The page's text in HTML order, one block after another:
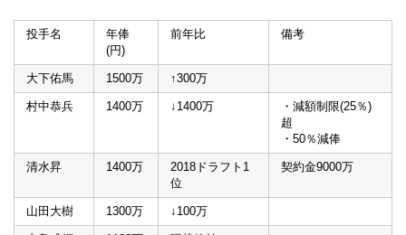
投手名
年俸
(円)
前年比 備考
大下佑馬 1500万 ↑300万
村中恭兵 1400万 ↓1400万
・減額制限(25％)
超
・50％減俸
清水昇 1400万
2018ドラフト1
位
契約金9000万
山田大樹 1300万 ↓100万